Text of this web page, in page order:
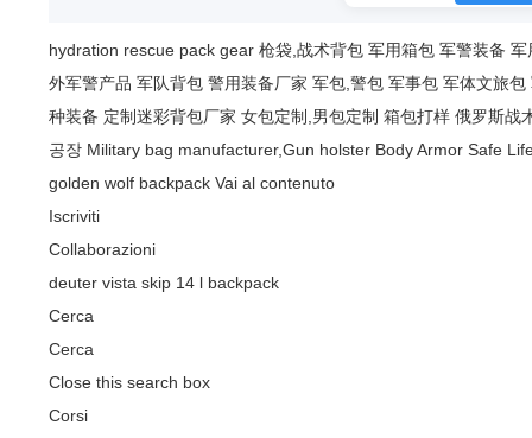
hydration rescue pack gear 枪袋,战术背包 军用箱包 军警装备 军
外军警产品 军队背包 警用装备厂家 军包,警包 军事包 军体文旅包
种装备 定制迷彩背包厂家 女包定制,男包定制 箱包打样 俄罗斯战
공장 Military bag manufacturer,Gun holster Body Armor Safe
golden wolf backpack Vai al contenuto
Iscriviti
Collaborazioni
deuter vista skip 14 l backpack
Cerca
Cerca
Close this search box
Corsi